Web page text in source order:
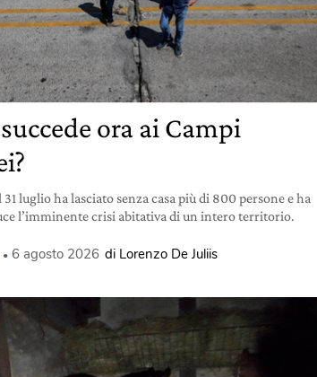
ora ai Campi
31 luglio ha lasciato senza casa più di 800 persone e ha
l’imminente crisi abitativa di un intero territorio.
6 agosto 2026 di Lorenzo De Juliis